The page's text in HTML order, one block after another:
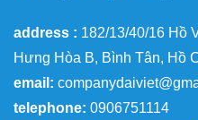
address : 182/13/40/16 Hồ
Hưng Hòa B, Bình Tân, Hồ
email:
telephone: 0906751114